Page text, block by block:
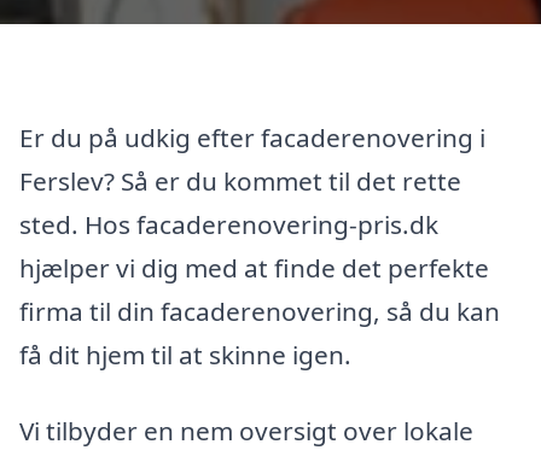
Er du på udkig efter facaderenovering i
Ferslev? Så er du kommet til det rette
sted. Hos facaderenovering-pris.dk
hjælper vi dig med at finde det perfekte
firma til din facaderenovering, så du kan
få dit hjem til at skinne igen.
Vi tilbyder en nem oversigt over lokale